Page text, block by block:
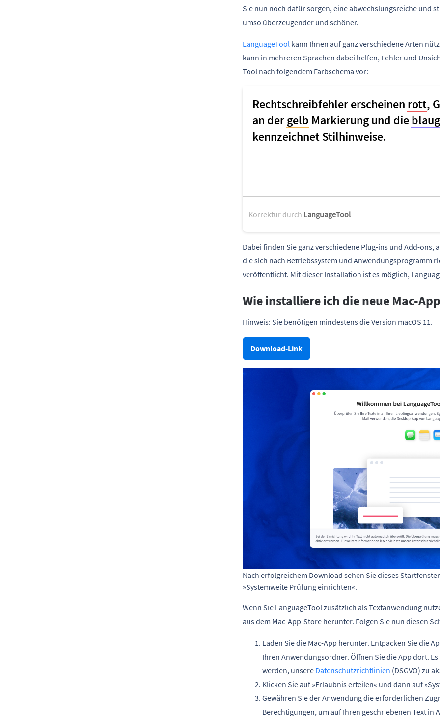
Sie nun noch dafür sorgen, eine abwechslungsreiche und
umso überzeugender und schöner.
LanguageTool kann Ihnen auf ganz verschiedene Arten
kann in mehreren Sprachen dabei helfen, Fehler und
Tool nach folgendem Farbschema vor:
Korrektur durch LanguageTool
Dabei finden Sie ganz verschiedene Plug-ins und Add-ons,
die sich nach Betriebssystem und Anwendungsprogramm
veröffentlicht. Mit dieser Installation ist es möglich,
Wie installiere ich die neue Mac-
Hinweis: Sie benötigen mindestens die Version macOS 11.
Download-Link
Nach erfolgreichem Download sehen Sie dieses
»Systemweite Prüfung einrichten«.
Wenn Sie LanguageTool zusätzlich als Textanwendung
aus dem Mac-App-Store herunter. Folgen Sie nun diesen
Laden Sie die Mac-App herunter. Entpacken Sie die
Ihren Anwendungsordner. Öffnen Sie die App dort.
werden, unsere Datenschutzrichtlinien (DSGVO) zu
Klicken Sie auf »Erlaubnis erteilen« und dann auf
Gewähren Sie der Anwendung die erforderlichen
Berechtigungen, um auf Ihren geschriebenen Text